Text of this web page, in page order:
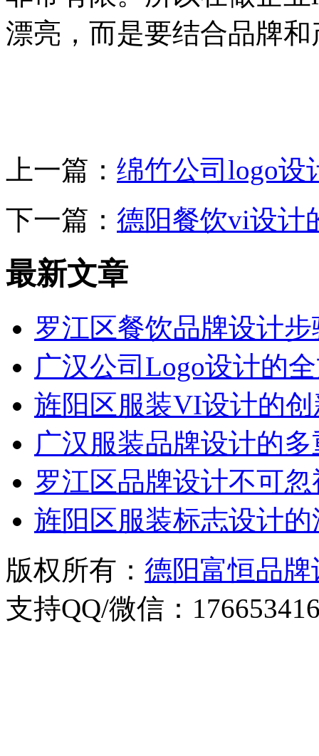
漂亮，而是要结合品牌
上一篇： 绵竹公司logo设
下一篇： 德阳餐饮vi设计
最新文章
罗江区餐饮品牌设计
广汉公司Logo设计的
旌阳区服装VI设计的
广汉服装品牌设计的
罗江区品牌设计不可
旌阳区服装标志设计
版权所有： 德阳富恒品
支持QQ/微信：